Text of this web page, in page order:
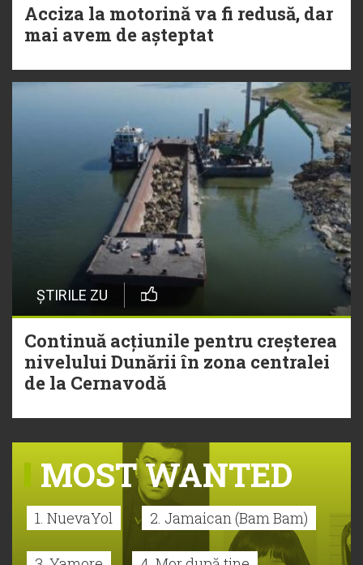
Acciza la motorină va fi redusă, dar
mai avem de așteptat
ȘTIRILE ZU
Continuă acțiunile pentru creșterea
nivelului Dunării în zona centralei
de la Cernavodă
MOST WANTED
1. NuevaYol 2. Jamaican (Bam Bam)